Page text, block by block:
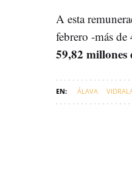
A esta
febrero -más
59,82 millones
ÁLAVA